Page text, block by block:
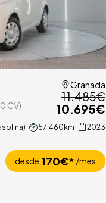
CV)
Granada
11.485€
10.695€
57.460km 2023
desde 170€* /mes